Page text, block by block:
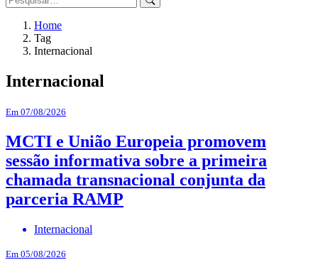
Home
Tag
Internacional
Internacional
Em 07/08/2026
MCTI e União Europeia promovem
sessão informativa sobre a primeira
chamada transnacional conjunta da
parceria RAMP
Internacional
Em 05/08/2026